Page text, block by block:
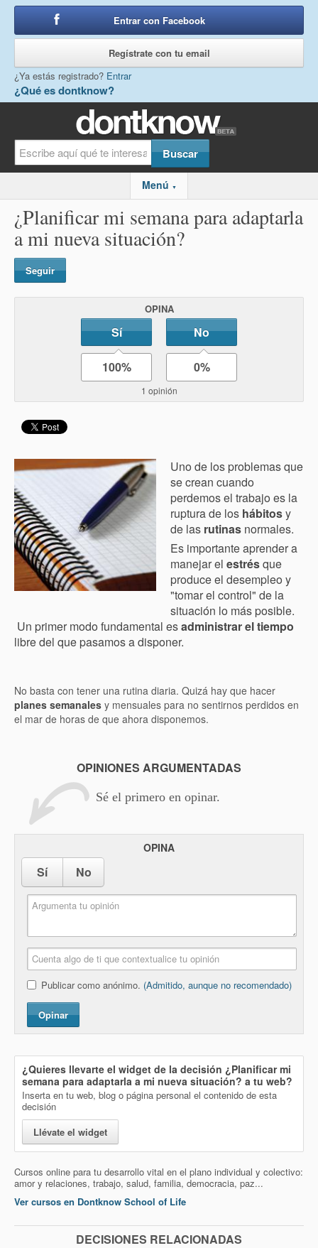
¿Qué es dontknow?
Entrar con Facebook
Regístrate con tu email
¿Ya estás registrado? Entrar
Menú ▼
¿Planificar mi semana para adaptarla
a mi nueva situación?
Seguir
OPINA
Sí No
100% 0%
1 opinión
Uno de los problemas que
se crean cuando
perdemos el trabajo es la
ruptura de los hábitosy
de las rutinas normales.
Es importante aprender a
manejar el estrésque
produce el desempleo y
"tomar el control" de la
situación lo más posible.
Un primer modo fundamental esadministrar el tiempo
libre del que pasamos a disponer.
No basta con tener una rutina diaria. Quizá hay que hacer
planes semanales y mensuales para no sentirnos perdidos en
el mar de horas de que ahora disponemos.
OPINIONES ARGUMENTADAS
Sé el primero en opinar.
OPINA
Sí No
Publicar como anónimo. (Admitido, aunque no recomendado)
Opinar
¿Quieres llevarte el widget de la decisión ¿Planificar mi
semana para adaptarla a mi nueva situación? a tu web?
Inserta en tu web, blog o página personal el contenido de esta
decisión
Llévate el widget
Cursos online para tu desarrollo vital en el plano individual y colectivo:
amor y relaciones, trabajo, salud, familia, democracia, paz...
Ver cursos en Dontknow School of Life
DECISIONES RELACIONADAS